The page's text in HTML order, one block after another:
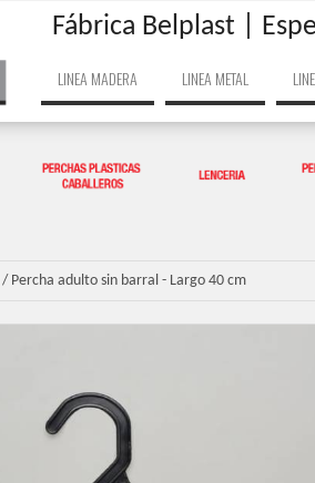
LINEA MADERA LINEA METAL
Fábrica Belplast |
/ Percha adulto sin barral - Largo 40 cm